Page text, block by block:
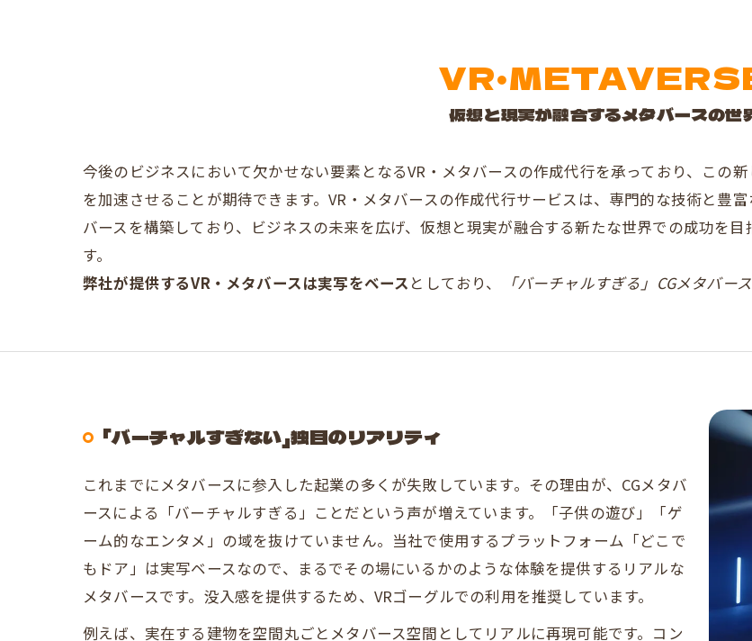
少子化
活
マー
VR・
仮想と現実が融合するメタバースの世
今後のビジネスにおいて欠かせない要素となるVR・メタバースの作成代行を承っており、この
を加速させることが期待できます。VR・メタバースの作成代行サービスは、専門的な技術と豊
バースを構築しており、ビジネスの未来を広げ、仮想と現実が融合する新たな世界での成功を
す。
弊社が提供するVR・メタバースは実写をベース としており、 「バーチャルすぎる」CGメタバー
「バーチャルすぎない」独自のリアリティ
これまでにメタバースに参入した起業の多くが失敗しています。その理由が、CGメタバ
ースによる「バーチャルすぎる」ことだという声が増えています。「子供の遊び」「ゲ
ーム的なエンタメ」の域を抜けていません。当社で使用するプラットフォーム「どこで
もドア」は実写ベースなので、まるでその場にいるかのような体験を提供するリアルな
メタバースです。没入感を提供するため、VRゴーグルでの利用を推奨しています。
例えば、実在する建物を空間丸ごとメタバース空間としてリアルに再現可能です。コン